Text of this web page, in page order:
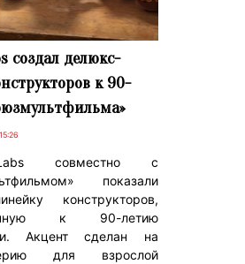
создал делюкс-
к 90-
совместно с
показали
конструкторов,
к 90-летию
Акцент сделан на
для взрослой